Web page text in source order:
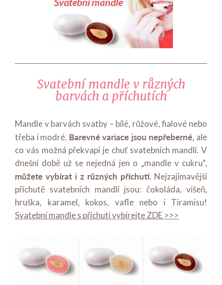
Svatební mandle v různých
barvách a příchutích
Mandle v barvách svatby – bílé, růžové, fialové nebo
třeba i modré. Barevné variace jsou nepřeberné, ale
co vás možná překvapí je chuť svatebních mandlí. V
dnešní době už se nejedná jen o „mandle v cukru“,
můžete vybírat i z různých příchutí. Nejzajímavější
příchutě svatebních mandlí jsou: čokoláda, višeň,
hruška, karamel, kokos, vafle nebo i Tiramisu!
Svatební mandle s příchutí vybírejte ZDE >>>